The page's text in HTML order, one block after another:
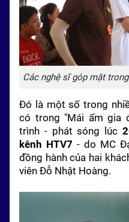
Các nghệ sĩ góp mặt
Đó là một số trong
có trong "Mái ấm gia
trình - phát sóng lúc
kênh HTV7 - do MC
đồng hành của hai
viên Đỗ Nhật Hoàng.